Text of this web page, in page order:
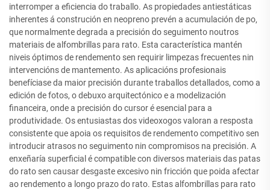
interromper a eficiencia do traballo. As propiedades antiestáticas
inherentes á construción en neopreno prevén a acumulación de po,
que normalmente degrada a precisión do seguimento noutros
materiais de alfombrillas para rato. Esta característica mantén
niveis óptimos de rendemento sen requirir limpezas frecuentes nin
intervencións de mantemento. As aplicacións profesionais
benefíciase da maior precisión durante traballos detallados, como a
edición de fotos, o debuxo arquitectónico e a modelización
financeira, onde a precisión do cursor é esencial para a
produtividade. Os entusiastas dos videoxogos valoran a resposta
consistente que apoia os requisitos de rendemento competitivo sen
introducir atrasos no seguimento nin compromisos na precisión. A
enxeñaría superficial é compatible con diversos materiais das patas
do rato sen causar desgaste excesivo nin fricción que poida afectar
ao rendemento a longo prazo do rato. Estas alfombrillas para rato